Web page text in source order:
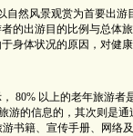
自然风景观赏为首要出
的出游目的比例与总体
身体状况的原因，对健
80% 以上的老年旅游者
游的信息的，其次则是通
书籍、宣传手册、网络